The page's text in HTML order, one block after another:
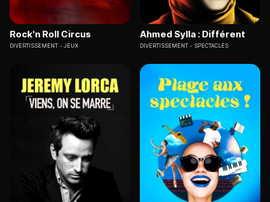
Rock'n Roll Circus
DIVERTISSEMENT JEUX
Ahmed Sylla : Différent
DIVERTISSEMENT SPECTACLES